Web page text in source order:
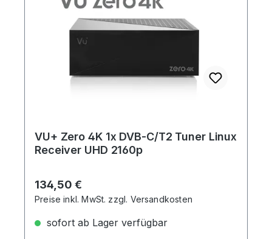
VU+ Zero 4K 1x DVB-C/T2 Tuner Linux
Receiver UHD 2160p
Regulärer Preis:
134,50 €
Preise inkl. MwSt. zzgl. Versandkosten
sofort ab Lager verfügbar